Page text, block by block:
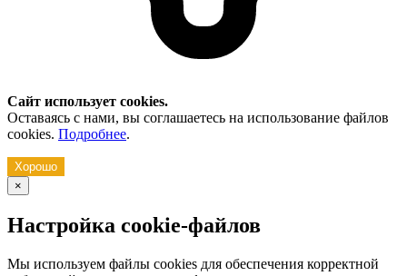
Сайт использует cookies.
Оставаясь с нами, вы соглашаетесь на использование файлов
cookies. Подробнее.
Хорошо
×
Настройка cookie-файлов
Мы используем файлы cookies для обеспечения корректной